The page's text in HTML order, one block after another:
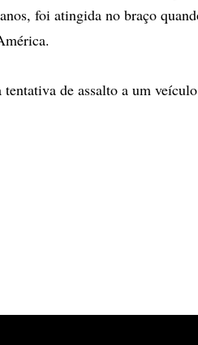
foi atingida no braço
de assalto a um